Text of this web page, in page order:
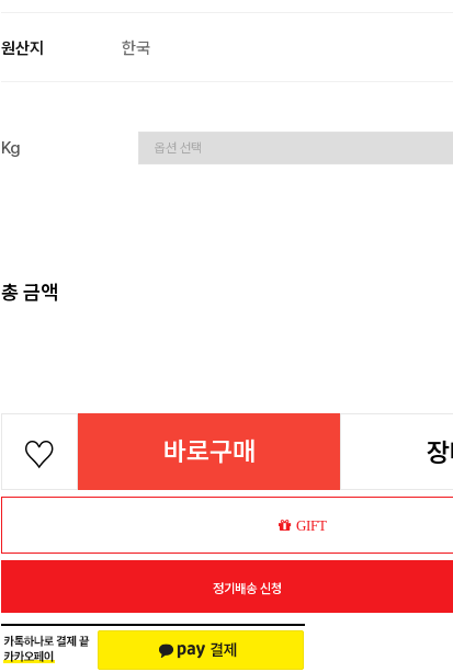
원산지 한국
Kg
총 금액
바로구매
GIFT
정기배송 신청